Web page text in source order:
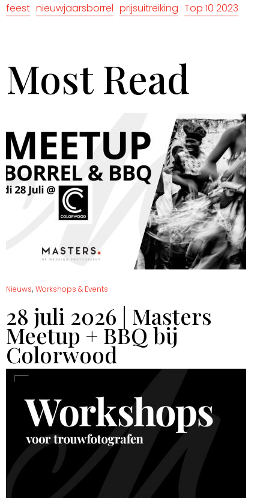
feest nieuwjaarsborrel prijsuitreiking Top 10 2023
Most Read
Nieuws, Workshops & Events
28 juli 2026 | Masters
Meetup + BBQ bij
Colorwood